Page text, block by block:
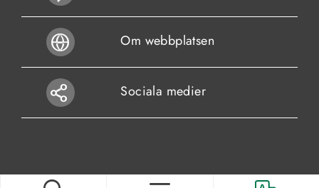
Om webbplatsen
Sociala medier